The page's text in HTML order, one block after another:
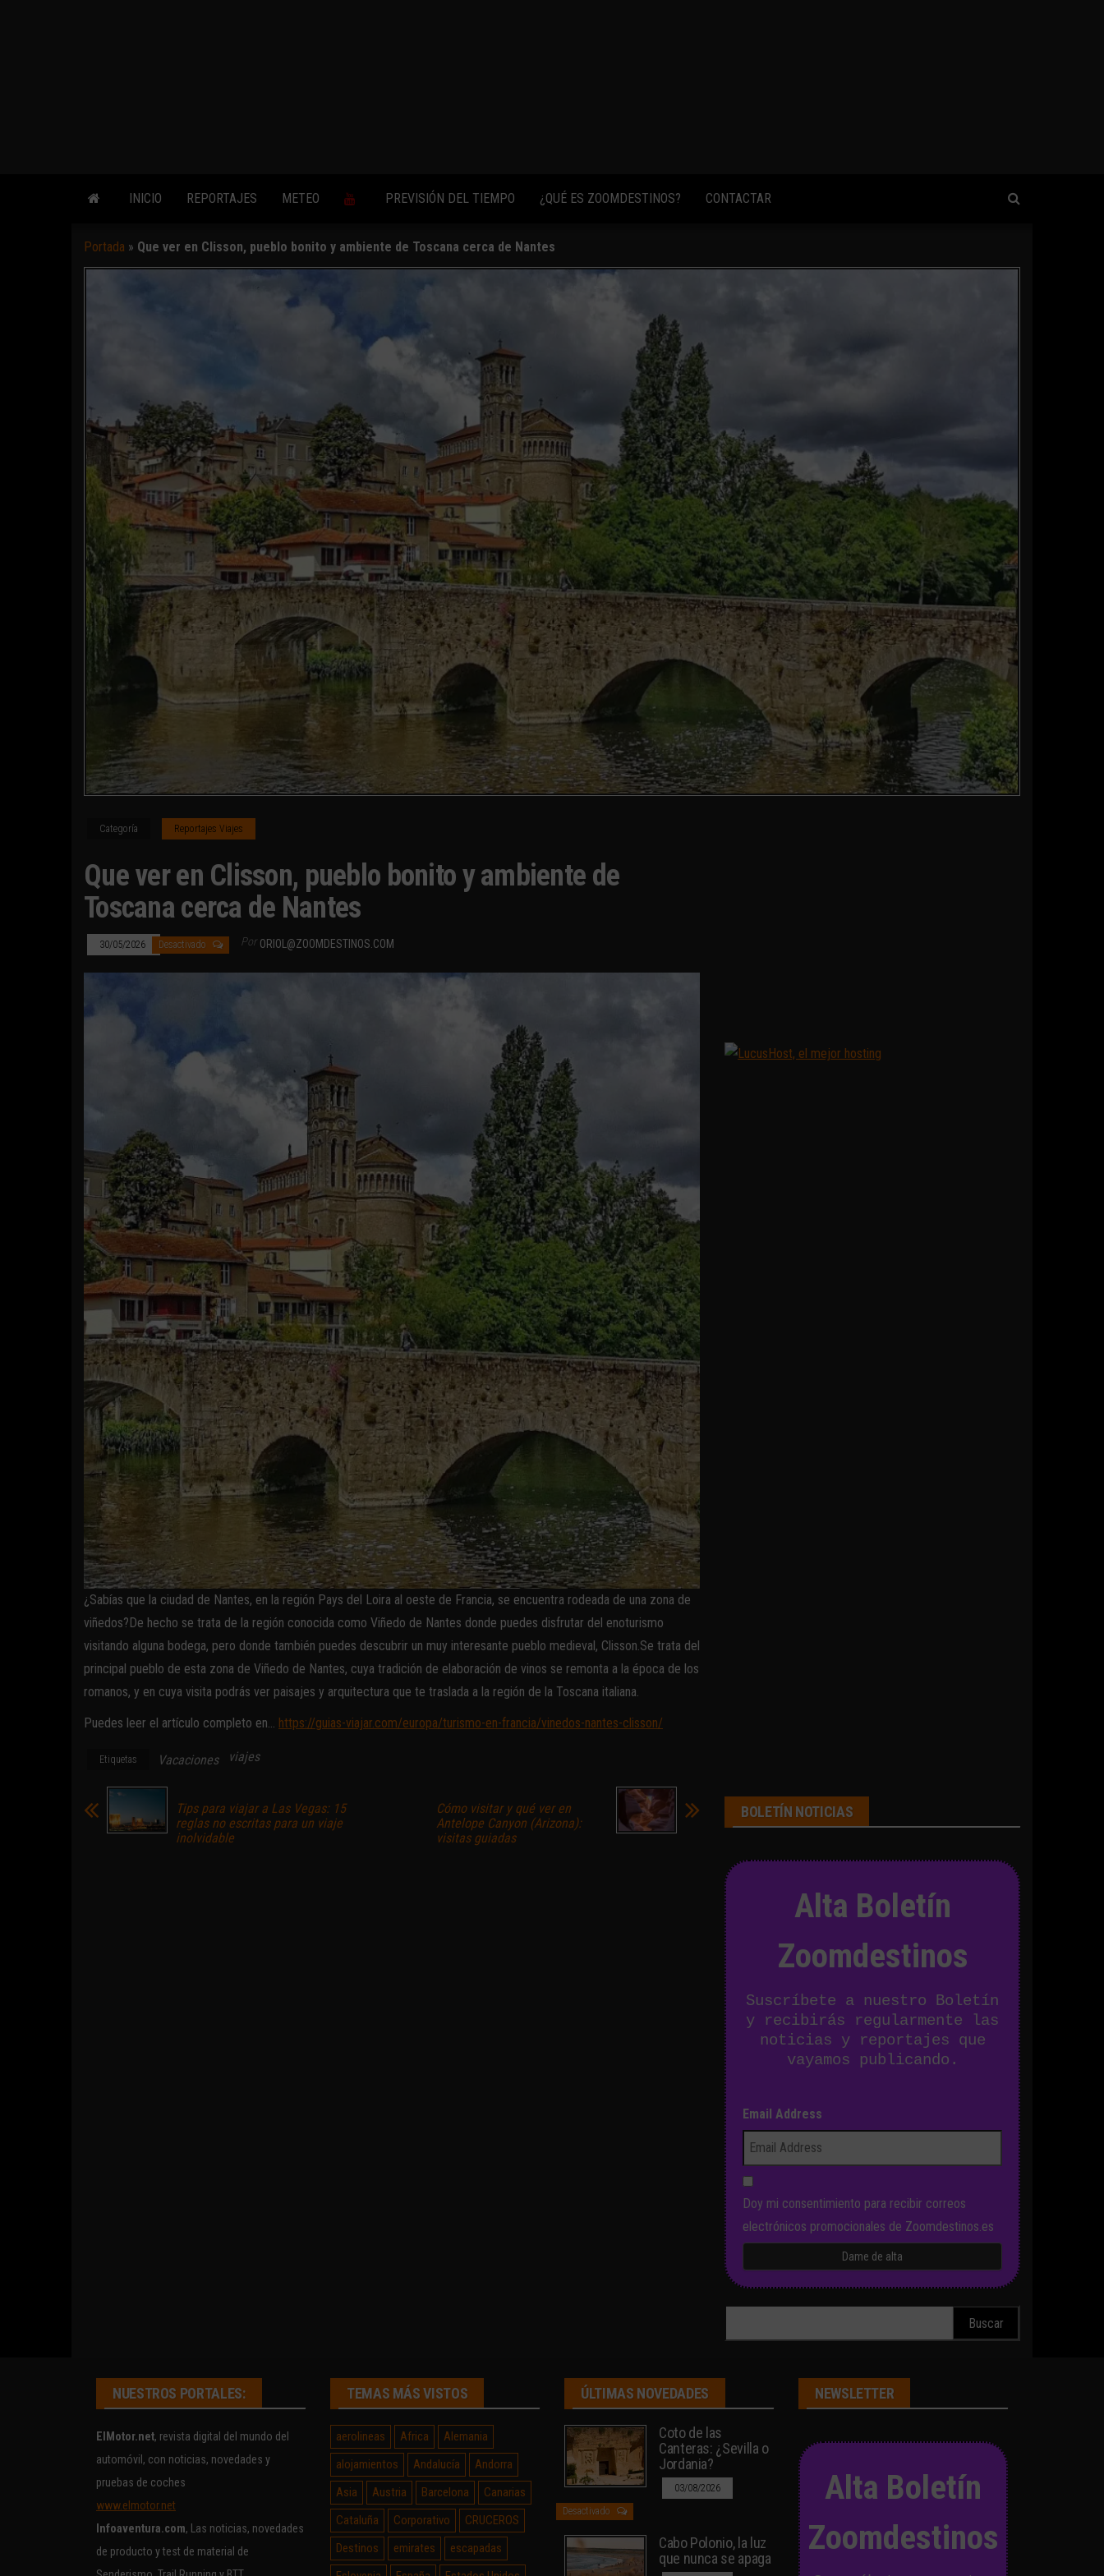
INICIO REPORTAJES METEO PREVISIÓN DEL TIEMPO ¿QUÉ ES ZOOMDESTINOS? CONTACTAR
Portada » Que ver en Clisson, pueblo bonito y ambiente de Toscana cerca de Nantes
Categoría Reportajes Viajes
Que ver en Clisson, pueblo bonito y ambiente de
Toscana cerca de Nantes
30/05/2026 Desactivado Por ORIOL@ZOOMDESTINOS.COM
¿Sabías que la ciudad de Nantes, en la región Pays del Loira al oeste de Francia, se encuentra rodeada de una zona de
viñedos?De hecho se trata de la región conocida como Viñedo de Nantes donde puedes disfrutar del enoturismo
visitando alguna bodega, pero donde también puedes descubrir un muy interesante pueblo medieval, Clisson.Se trata del
principal pueblo de esta zona de Viñedo de Nantes, cuya tradición de elaboración de vinos se remonta a la época de los
romanos, y en cuya visita podrás ver paisajes y arquitectura que te traslada a la región de la Toscana italiana.
Puedes leer el artículo completo en… https://guias-viajar.com/europa/turismo-en-francia/vinedos-nantes-clisson/
Etiquetas Vacaciones viajes
Tips para viajar a Las Vegas: 15
reglas no escritas para un viaje
inolvidable
Cómo visitar y qué ver en
Antelope Canyon (Arizona):
visitas guiadas
BOLETÍN NOTICIAS
Alta Boletín
Zoomdestinos
Suscríbete a nuestro Boletín
y recibirás regularmente las
noticias y reportajes que
vayamos publicando.
Email Address
Doy mi consentimiento para recibir correos
electrónicos promocionales de Zoomdestinos.es
NUESTROS PORTALES:
ElMotor.net, revista digital del mundo del
automóvil, con noticias, novedades y
pruebas de coches
www.elmotor.net
Infoaventura.com, Las noticias, novedades
de producto y test de material de
TEMAS MÁS VISTOS
aerolineas Africa
Alemania
alojamientos
Andalucía
Andorra
Asia
Austria Barcelona
Canarias
Cataluña
Corporativo
CRUCEROS
Destinos
emirates
escapadas
ÚLTIMAS NOVEDADES
Coto de las
Canteras: ¿Sevilla o
Jordania?
03/08/2026
Desactivado
Cabo Polonio, la luz
que nunca se apaga
NEWSLETTER
Alta Boletín
Zoomdestinos